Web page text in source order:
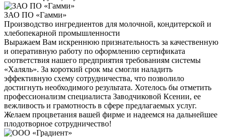
ЗАО ПО «Гамми»
Производство ингредиентов для молочной, кондитерской и
хлебопекарной промышленности
Выражаем Вам искреннюю признательность за качественную
и оперативную работу по оформлению сертификата
соответствия нашего предприятия требованиям системы
«Халяль». За короткий срок мы смогли наладить
эффективную схему сотрудничества, что позволило
достигнуть необходимого результата. Хотелось бы отметить
профессионализм специалиста Заводчиковой Ксении, ее
вежливость и грамотность в сфере предлагаемых услуг.
Желаем процветания вашей фирме и надеемся на дальнейшее
плодотворное сотрудничество!